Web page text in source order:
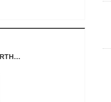
【P20倍】【返品交換送料無料】NANGA（ナンガ）NORTHERN LIGHTS DOWN JACKET（ノーザンライト ダウンジャケット）ダウン ナンガダウン ダウンジャケット 日本製 ユニセックス ギフト